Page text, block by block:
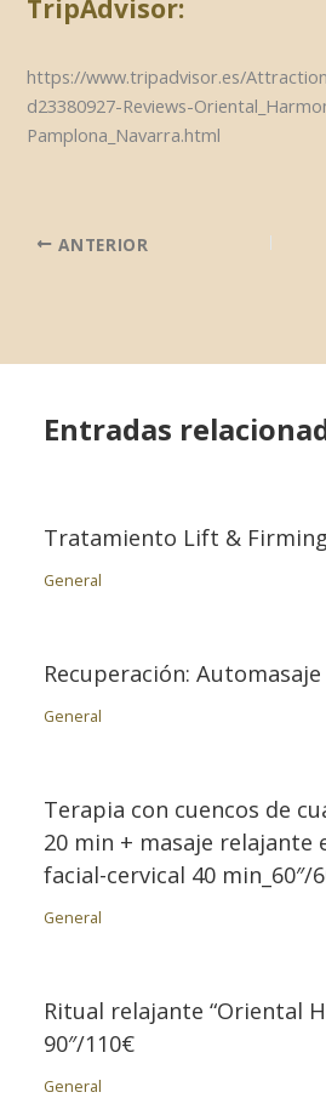
TripAdvisor:
https://www.tripadvisor.es/
d23380927-Reviews-
Pamplona_Navarra.html
ANTERIOR
Entradas
Tratamiento Lift &
General
Recuperación:
General
Terapia con cuencos de
20 min + masaje relajante
facial-cervical 40 min_60″/
General
Ritual relajante “Oriental
90″/110€
General